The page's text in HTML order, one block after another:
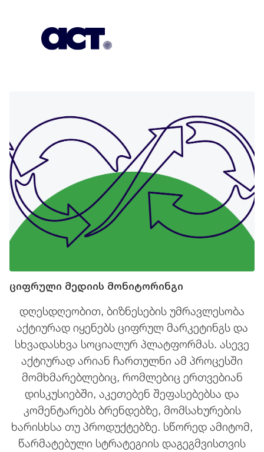
ციფრული მედიის მონიტორინგი
დღესდღეობით, ბიზნესების უმრავლესობა
აქტიურად იყენებს ციფრულ მარკეტინგს და
სხვადასხვა სოციალურ პლატფორმას. ასევე
აქტიურად არიან ჩართულნი ამ პროცესში
მომხმარებლებიც, რომლებიც ერთვებიან
დისკუსიებში, აკეთებენ შეფასებებსა და
კომენტარებს ბრენდებზე, მომსახურების
ხარისხსა თუ პროდუქტებზე. სწორედ ამიტომ,
წარმატებული სტრატეგიის დაგეგმვისთვის